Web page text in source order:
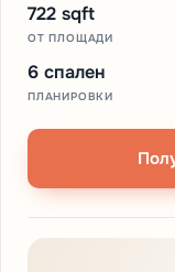
722 sqft
ОТ ПЛОЩАДИ
6 спален
ПЛАНИРОВКИ